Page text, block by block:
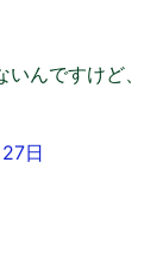
んですけど
日